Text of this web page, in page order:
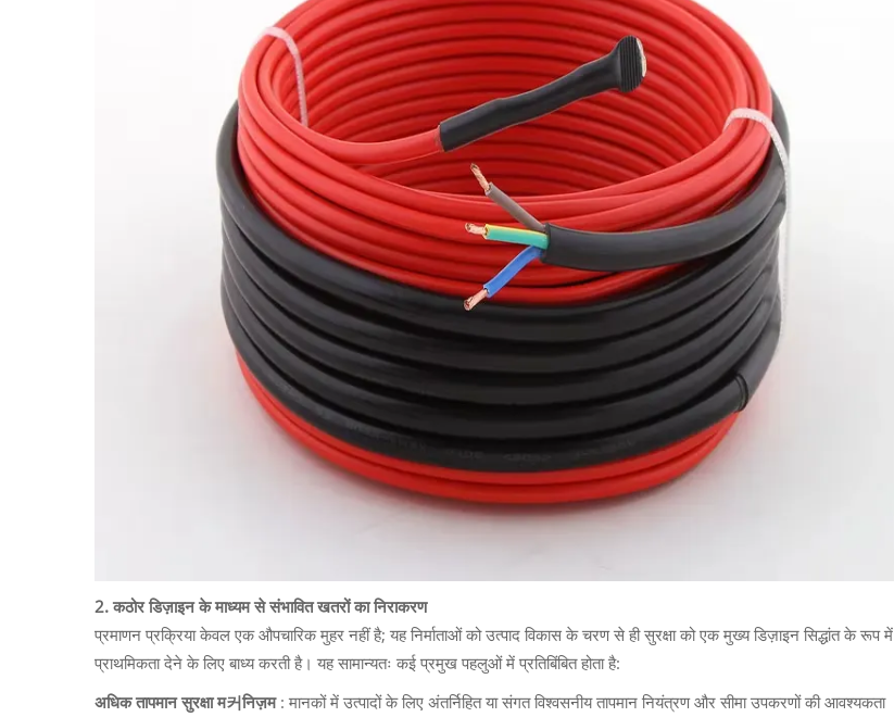
2. कठोर डिज़ाइन के माध्यम से संभावित खतरों का निराकरण
प्रमाणन प्रक्रिया केवल एक औपचारिक मुहर नहीं है; यह निर्माताओं को उत्पाद विकास के चरण से ही सुरक्षा को एक मुख्य डिज़ाइन सिद्धांत के रूप में
प्राथमिकता देने के लिए बाध्य करती है। यह सामान्यतः कई प्रमुख पहलुओं में प्रतिबिंबित होता है:
अधिक तापमान सुरक्षा म커निज़म : मानकों में उत्पादों के लिए अंतर्निहित या संगत विश्वसनीय तापमान नियंत्रण और सीमा उपकरणों की आवश्यकता